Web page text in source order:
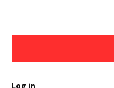
Log in